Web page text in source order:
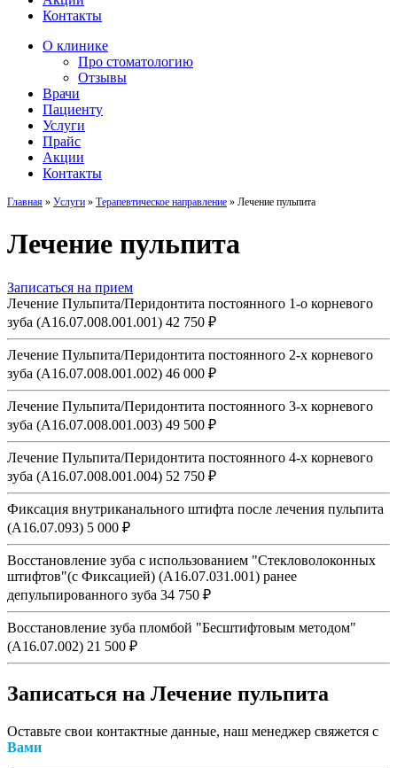
Контакты
О клинике
Про стоматологию
Отзывы
Врачи
Пациенту
Услуги
Прайс
Акции
Контакты
Главная » Услуги » Терапевтическое направление » Лечение пульпита
Лечение пульпита
Записаться на прием
Лечение Пульпита/Перидонтита постоянного 1-о корневого
зуба (A16.07.008.001.001) 42 750 ₽
Лечение Пульпита/Перидонтита постоянного 2-х корневого
зуба (А16.07.008.001.002) 46 000 ₽
Лечение Пульпита/Перидонтита постоянного 3-х корневого
зуба (А16.07.008.001.003) 49 500 ₽
Лечение Пульпита/Перидонтита постоянного 4-х корневого
зуба (А16.07.008.001.004) 52 750 ₽
Фиксация внутриканального штифта после лечения пульпита
(A16.07.093) 5 000 ₽
Восстановление зуба с использованием "Стекловолоконных
штифтов"(с Фиксацией) (А16.07.031.001) ранее
депульпированного зуба 34 750 ₽
Восстановление зуба пломбой "Бесштифтовым методом"
(А16.07.002) 21 500 ₽
Записаться на Лечение пульпита
Оставьте свои контактные данные, наш менеджер свяжется с
Вами